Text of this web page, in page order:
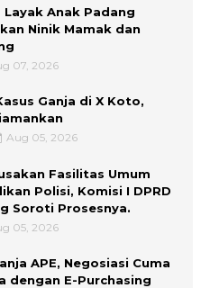
Anak Padang
Ninik Mamak dan
07, 2026
Ganja di X Koto,
Aug 05, 2026
Fasilitas Umum
Polisi, Komisi I DPRD
Soroti Prosesnya.
05, 2026
APE, Negosiasi Cuma
dengan E-Purchasing